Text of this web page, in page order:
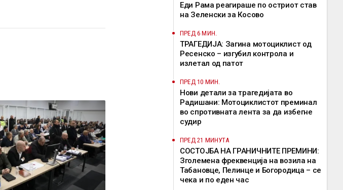
Еди Рама реагираше по остриот став
на Зеленски за Косово
ПРЕД 6 МИН.
ТРАГЕДИЈА: Загина мотоциклист од
Ресенско – изгубил контрола и
излетал од патот
ПРЕД 10 МИН.
Нови детали за трагедијата во
Радишани: Мотоциклистот преминал
во спротивната лента за да избегне
судир
ПРЕД 21 МИНУТА
СОСТОЈБА НА ГРАНИЧНИТЕ ПРЕМИНИ:
Зголемена фреквенција на возила на
Табановце, Пелинце и Богородица – се
чека и по еден час